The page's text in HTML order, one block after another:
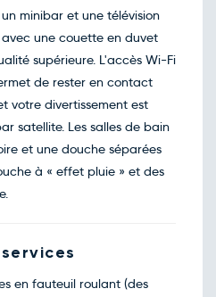
minibar et une télévision
avec une couette en duvet
supérieure. L'accès Wi-Fi
de rester en contact
votre divertissement est
satellite. Les salles de bain
et une douche séparées
à « effet pluie » et des
en fauteuil roulant (des